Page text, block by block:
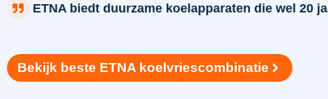
ETNA biedt duurzame koelapparaten die wel 20
Bekijk beste ETNA koelvriescombinatie